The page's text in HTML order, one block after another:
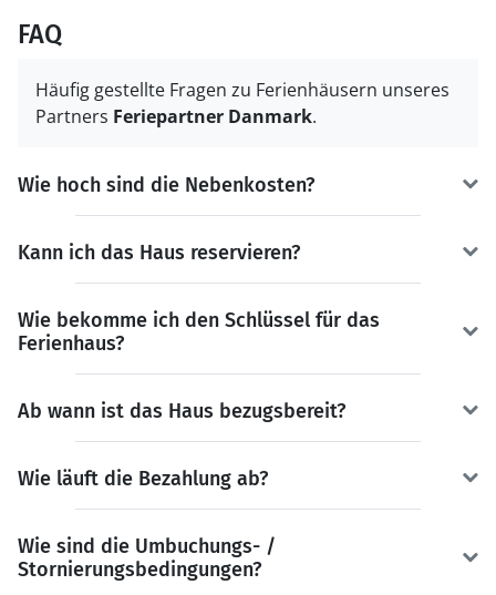
FAQ
Häufig gestellte Fragen zu Ferienhäusern unseres
Partners Feriepartner Danmark.
Wie hoch sind die Nebenkosten?
Kann ich das Haus reservieren?
Wie bekomme ich den Schlüssel für das
Ferienhaus?
Ab wann ist das Haus bezugsbereit?
Wie läuft die Bezahlung ab?
Wie sind die Umbuchungs- /
Stornierungsbedingungen?